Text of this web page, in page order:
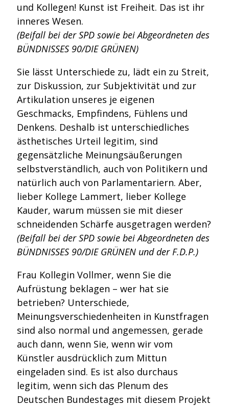
und Kollegen! Kunst ist Freiheit. Das ist ihr
inneres Wesen.
(Beifall bei der SPD sowie bei Abgeordneten des
BÜNDNISSES 90/DIE GRÜNEN)
Sie lässt Unterschiede zu, lädt ein zu Streit,
zur Diskussion, zur Subjektivität und zur
Artikulation unseres je eigenen
Geschmacks, Empfindens, Fühlens und
Denkens. Deshalb ist unterschiedliches
ästhetisches Urteil legitim, sind
gegensätzliche Meinungsäußerungen
selbstverständlich, auch von Politikern und
natürlich auch von Parlamentariern. Aber,
lieber Kollege Lammert, lieber Kollege
Kauder, warum müssen sie mit dieser
schneidenden Schärfe ausgetragen werden?
(Beifall bei der SPD sowie bei Abgeordneten des
BÜNDNISSES 90/DIE GRÜNEN und der F.D.P.)
Frau Kollegin Vollmer, wenn Sie die
Aufrüstung beklagen – wer hat sie
betrieben? Unterschiede,
Meinungsverschiedenheiten in Kunstfragen
sind also normal und angemessen, gerade
auch dann, wenn Sie, wenn wir vom
Künstler ausdrücklich zum Mittun
eingeladen sind. Es ist also durchaus
legitim, wenn sich das Plenum des
Deutschen Bundestages mit diesem Projekt